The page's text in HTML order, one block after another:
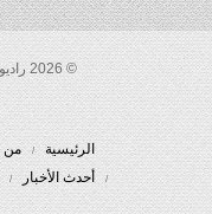
©
الرئيسية من
أحدث الأخبار